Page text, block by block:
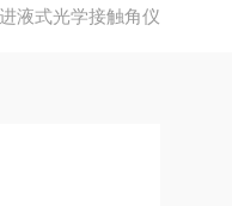
液式光学接触角仪